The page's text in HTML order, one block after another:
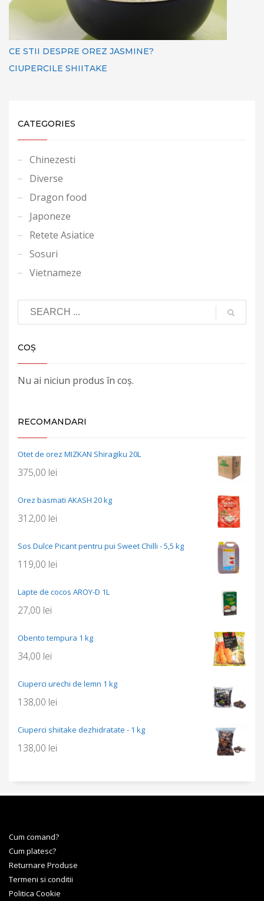
CE STII DESPRE OREZ JASMINE?
CIUPERCILE SHIITAKE
CATEGORIES
Chinezesti
Diverse
Dragon food
Japoneze
Retete Asiatice
Sosuri
Vietnameze
COȘ
Nu ai niciun produs în coș.
RECOMANDARI
Otet de orez MIZKAN Shiragiku 20L
375,00 lei
Orez basmati AKASH 20 kg
312,00 lei
Sos Dulce Picant pentru pui Sweet Chilli - 5,5 kg
119,00 lei
Lapte de cocos AROY-D 1L
27,00 lei
Obento tempura 1 kg
34,00 lei
Ciuperci urechi de lemn 1 kg
138,00 lei
Ciuperci shiitake dezhidratate - 1 kg
138,00 lei
Cum comand?
Cum platesc?
Returnare Produse
Termeni si conditii
Politica Cookie